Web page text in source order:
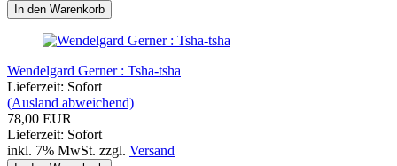
In den Warenkorb
Wendelgard Gerner : Tsha-tsha
Lieferzeit: Sofort
(Ausland abweichend)
78,00 EUR
Lieferzeit: Sofort
inkl. 7% MwSt. zzgl. Versand